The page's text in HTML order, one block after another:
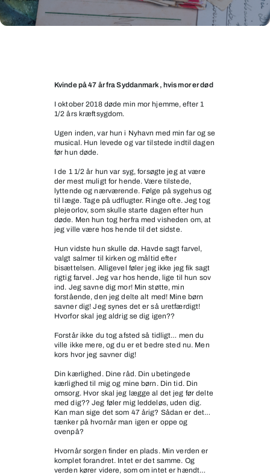
Kvinde på 47 år fra Syddanmark, hvis mor er død
I oktober 2018 døde min mor hjemme, efter 1
1/2 års kræftsygdom.
Ugen inden, var hun i Nyhavn med min far og se
musical. Hun levede og var tilstede indtil dagen
før hun døde.
I de 1 1/2 år hun var syg, forsøgte jeg at være
der mest muligt for hende. Være tilstede,
lyttende og nærværende. Følge på sygehus og
til læge. Tage på udflugter. Ringe ofte. Jeg tog
plejeorlov, som skulle starte dagen efter hun
døde. Men hun tog herfra med visheden om, at
jeg ville være hos hende til det sidste.
Hun vidste hun skulle dø. Havde sagt farvel,
valgt salmer til kirken og måltid efter
bisættelsen. Alligevel føler jeg ikke jeg fik sagt
rigtig farvel. Jeg var hos hende, lige til hun sov
ind. Jeg savne dig mor! Min støtte, min
forstående, den jeg delte alt med! Mine børn
savner dig! Jeg synes det er så uretfærdigt!
Hvorfor skal jeg aldrig se dig igen??
Forstår ikke du tog afsted så tidligt… men du
ville ikke mere, og du er et bedre sted nu. Men
kors hvor jeg savner dig!
Din kærlighed. Dine råd. Din ubetingede
kærlighed til mig og mine børn. Din tid. Din
omsorg. Hvor skal jeg lægge al det jeg før delte
med dig?? Jeg føler mig leddeløs, uden dig.
Kan man sige det som 47 årig? Sådan er det…
tænker på hvornår man igen er oppe og
ovenpå?
Hvornår sorgen finder en plads. Min verden er
komplet forandret. Intet er det samme. Og
verden kører videre, som om intet er hændt…